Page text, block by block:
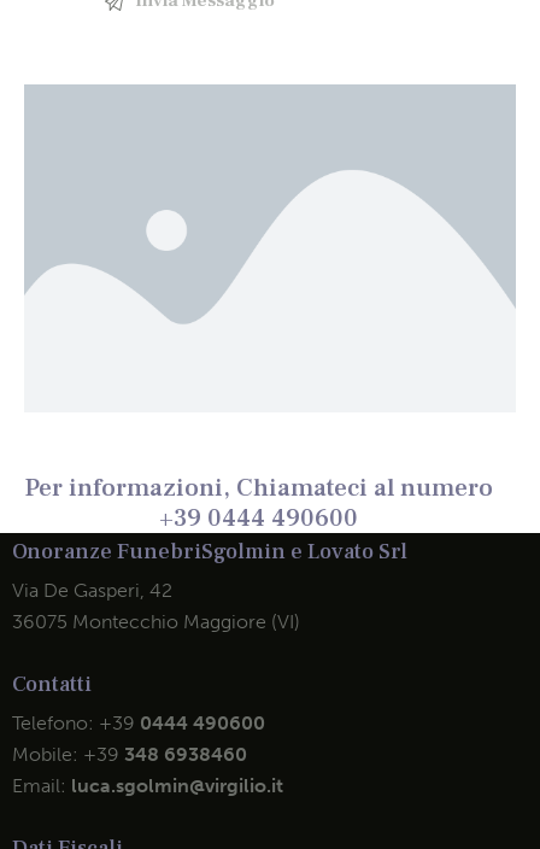
Per informazioni, Chiamateci al numero
+39 0444 490600
Onoranze FunebriSgolmin e Lovato Srl
Via De Gasperi, 42
36075 Montecchio Maggiore (VI)
Contatti
Telefono: +39 0444 490600
Mobile: +39 348 6938460
Email: luca.sgolmin@virgilio.it